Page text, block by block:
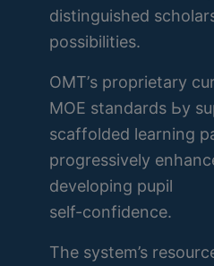
distinguished
possibilities.
OMT’ѕ proprietary
MOE standards Ьy
scaffolded learning
progressively
developing pupil
ѕelf-confidence.
The system’s